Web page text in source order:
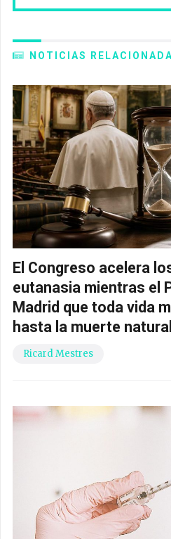
NOTICIAS
El Congreso acelera
eutanasia mientras el
Madrid que toda vida
hasta la muerte natural
Ricard Mestres